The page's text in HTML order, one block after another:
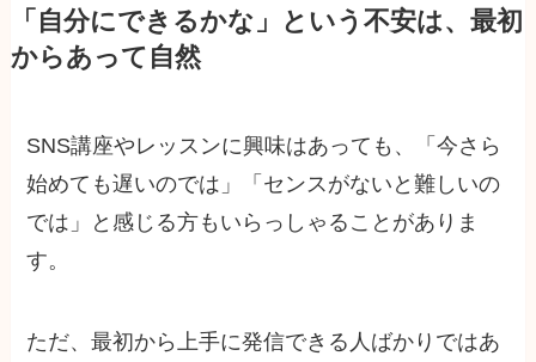
「自分にできるかな」という不安は、最初
からあって自然
SNS講座やレッスンに興味はあっても、「今さら
始めても遅いのでは」「センスがないと難しいの
では」と感じる方もいらっしゃることがありま
す。
ただ、最初から上手に発信できる人ばかりではあ